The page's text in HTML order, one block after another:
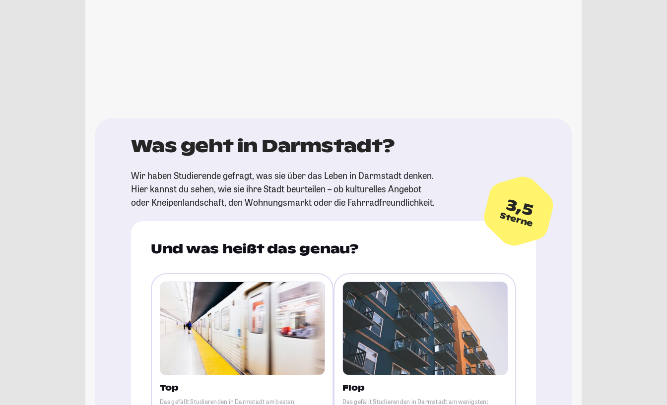
Was geht in Darmstadt?
Wir haben Studierende gefragt, was sie über das Leben in Darmstadt denken.
Hier kannst du sehen, wie sie ihre Stadt beurteilen – ob kulturelles Angebot
oder Kneipenlandschaft, den Wohnungsmarkt oder die Fahrradfreundlichkeit.
3,5
Sterne
Und was heißt das genau?
Top
Das gefällt Studierenden in Darmstadt am besten:
Flop
Das gefällt Studierenden in Darmstadt am wenigsten: